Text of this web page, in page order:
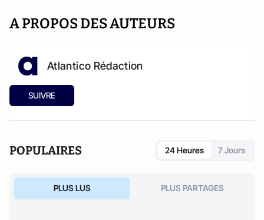
A PROPOS DES AUTEURS
Atlantico Rédaction
SUIVRE
POPULAIRES 24 Heures 7 Jours
PLUS LUS PLUS PARTAGES